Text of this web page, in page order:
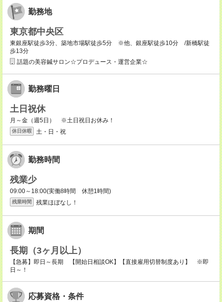
勤務地
東京都中央区
東銀座駅徒歩3分、築地市場駅徒歩5分 ※他、銀座駅徒歩10分 /新橋駅徒
歩13分
話題の美容鍼サロン☆プロデュース・運営企業☆
勤務曜日
土日祝休
月～金（週5日） ※土日祝日お休み！
休日休暇 土・日・祝
勤務時間
残業少
09:00～18:00(実働8時間 休憩1時間)
残業時間 残業ほぼなし！
期間
長期（3ヶ月以上）
【急募】即日～長期 【開始日相談OK】【直接雇用切替制度あり】 ※即
日～！
応募資格・条件